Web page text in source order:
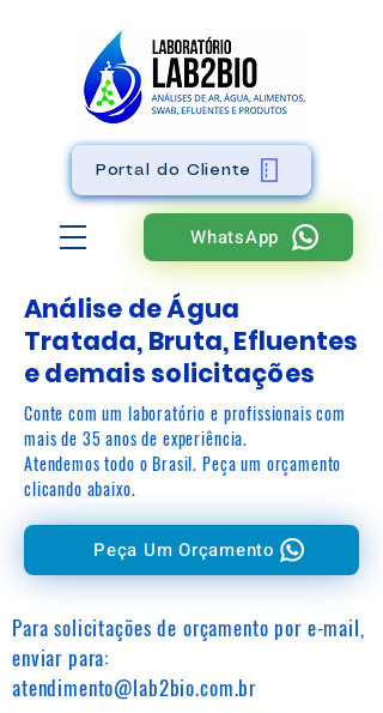
WhatsApp
Portal do Cliente
Análise de Água
Tratada, Bruta,Efluentes
e demais solicitações
Conte com um laboratório e profissionais com
mais de 35 anos de experiência.
Atendemos todo o Brasil. Peça um orçamento
clicando abaixo.
Peça Um Orçamento
Para solicitações de orçamento por e-mail,
enviar para:
atendimento@lab2bio.com.br